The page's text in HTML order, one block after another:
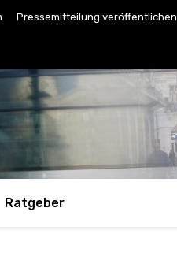
Pressemitteilung veröffentlichen
Ratgeber